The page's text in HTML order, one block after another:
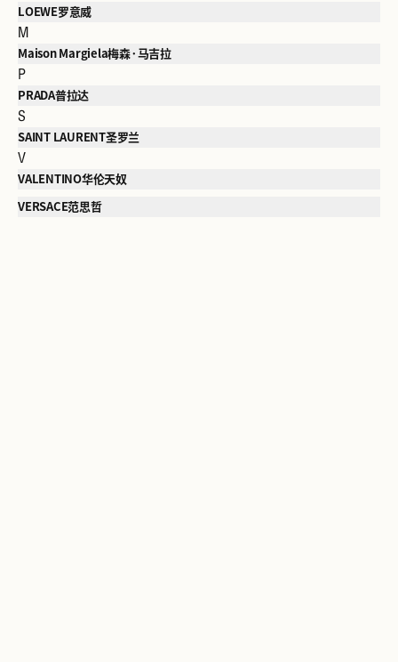
LOEWE罗意威
M
Maison Margiela梅森·马吉拉
P
PRADA普拉达
S
SAINT LAURENT圣罗兰
V
VALENTINO华伦天奴
VERSACE范思哲